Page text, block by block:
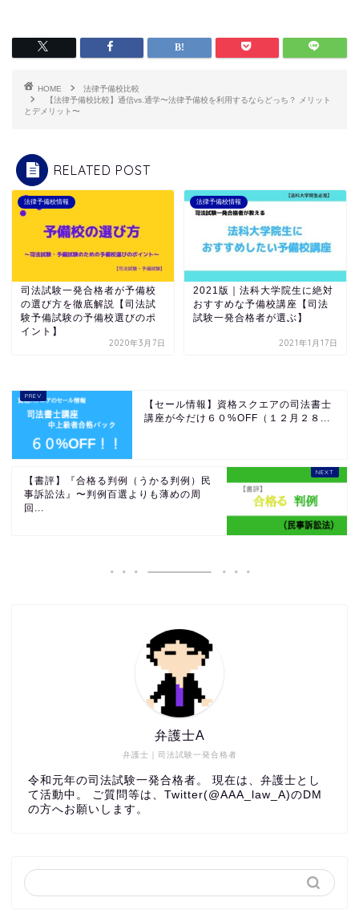
HOME
法律予備校比較
【法律予備校比較】通信vs.通学〜法律予備校を利用するならどっち？ メリット
とデメリット〜
RELATED POST
法律予備校情報
司法試験一発合格者が予備校
の選び方を徹底解説【司法試
験予備試験の予備校選びのポ
イント】
2020年3月7日
法律予備校情報
2021版｜法科大学院生に絶対
おすすめな予備校講座【司法
試験一発合格者が選ぶ】
2021年1月17日
【セール情報】資格スクエアの司法書士
講座が今だけ６０%OFF（１２月２８...
【書評】『合格る判例（うかる判例）民
事訴訟法』〜判例百選よりも薄めの周
回...
弁護士｜司法試験一発合格者
弁護士A
令和元年の司法試験一発合格者。 現在は、弁護士とし
て活動中。 ご質問等は、Twitter(@AAA_law_A)のDM
の方へお願いします。